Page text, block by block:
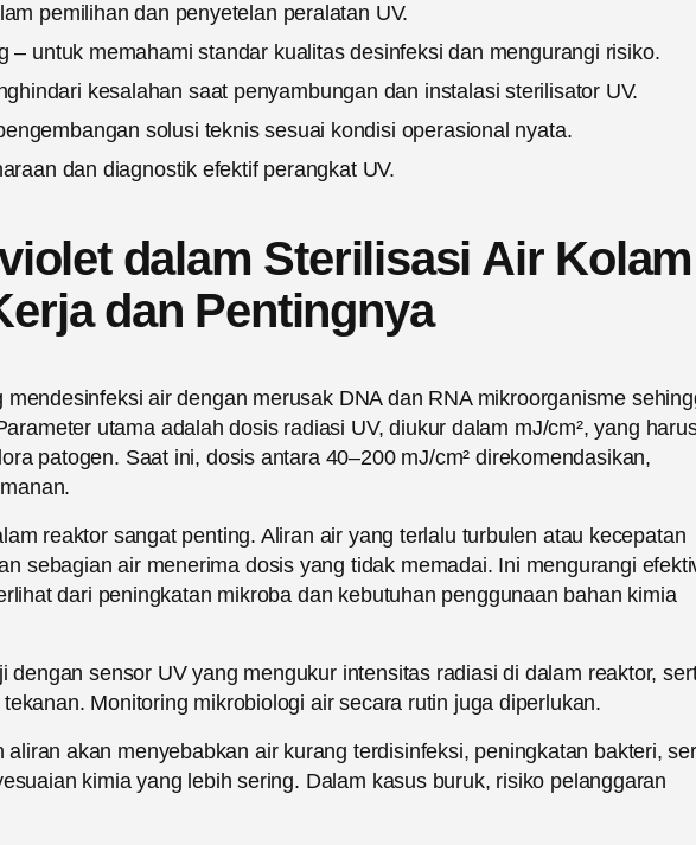
pemilihan dan penyetelan peralatan UV.
– untuk memahami standar kualitas desinfeksi dan mengurangi risiko.
kesalahan saat penyambungan dan instalasi sterilisator UV.
solusi teknis sesuai kondisi operasional nyata.
dan diagnostik efektif perangkat UV.
dalam Sterilisasi Air Kolam
dan Pentingnya
air dengan merusak DNA dan RNA mikroorganisme
utama adalah dosis radiasi UV, diukur dalam mJ/cm², yang
patogen. Saat ini, dosis antara 40–200 mJ/cm² direkomendasikan,
reaktor sangat penting. Aliran air yang terlalu turbulen atau kecepatan
sebagian air menerima dosis yang tidak memadai. Ini mengurangi
dari peningkatan mikroba dan kebutuhan penggunaan bahan kimia
dengan sensor UV yang mengukur intensitas radiasi di dalam reaktor,
Monitoring mikrobiologi air secara rutin juga diperlukan.
akan menyebabkan air kurang terdisinfeksi, peningkatan bakteri,
kimia yang lebih sering. Dalam kasus buruk, risiko pelanggaran